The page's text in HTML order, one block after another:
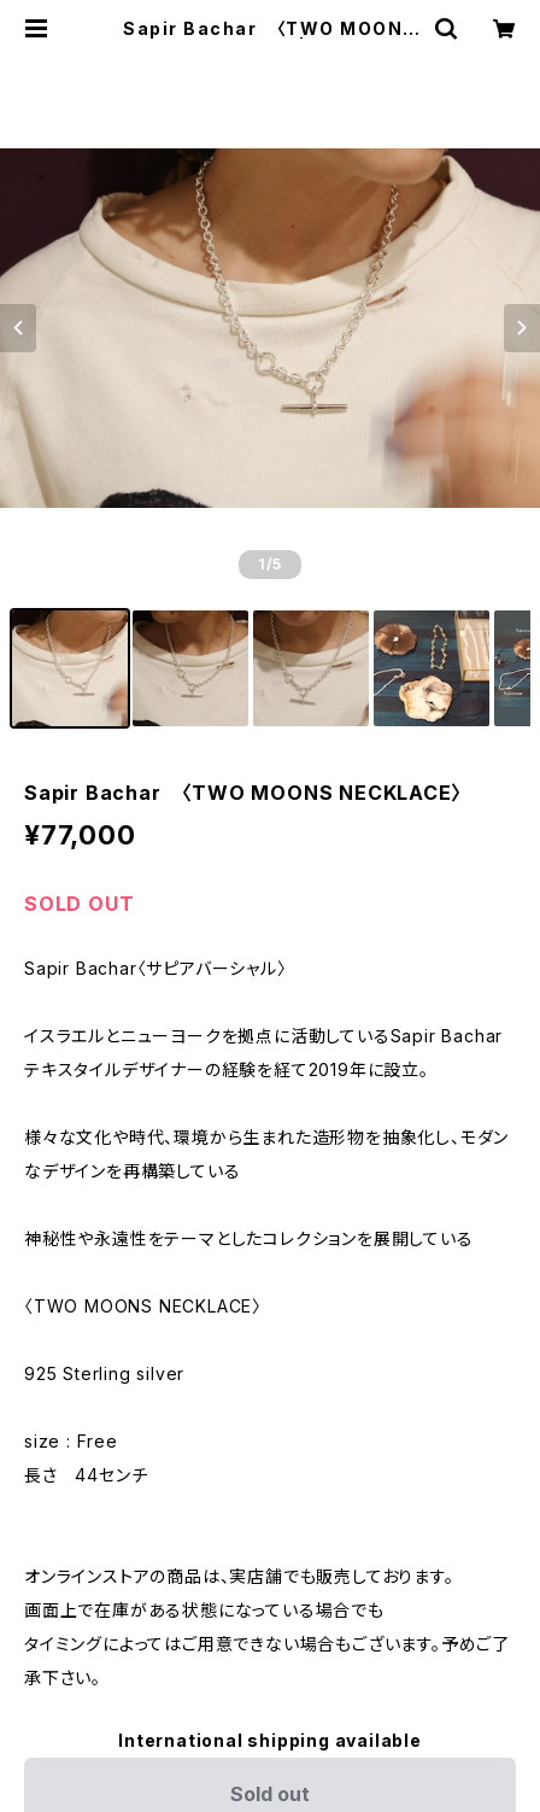
Sapir Bachar 〈TWO MOONS
1 /5
Sapir Bachar 〈TWO MOONS NECKLACE〉
¥77,000
SOLD OUT
Sapir Bachar〈サピアバーシャル〉
イスラエルとニューヨークを拠点に活動しているSapir Bachar
テキスタイルデザイナーの経験を経て2019年に設立。
様々な文化や時代、環境から生まれた造形物を抽象化し、モダン
なデザインを再構築している
神秘性や永遠性をテーマとしたコレクションを展開している
〈TWO MOONS NECKLACE〉
925 Sterling silver
size : Free
長さ 44センチ
オンラインストアの商品は、実店舗でも販売しております。
画面上で在庫がある状態になっている場合でも
タイミングによってはご用意できない場合もございます。予めご了
承下さい。
International shipping available
Sold out